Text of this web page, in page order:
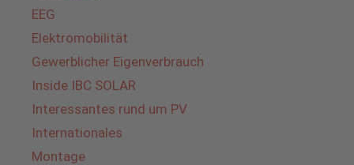
EEG
Elektromobilität
Gewerblicher Eigenverbrauch
Inside IBC SOLAR
Interessantes rund um PV
Internationales
Montage